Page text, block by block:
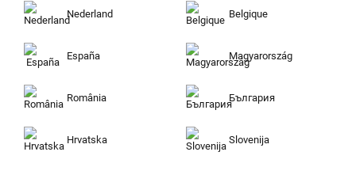
Nederland Belgique
España Magyarország
România България
Hrvatska Slovenija